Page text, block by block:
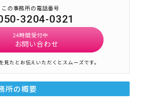
この事務所の電話番号
3204-0321
24時間受付中
お問い合わせ
たとお伝えいただくとスムーズです。
所の概要